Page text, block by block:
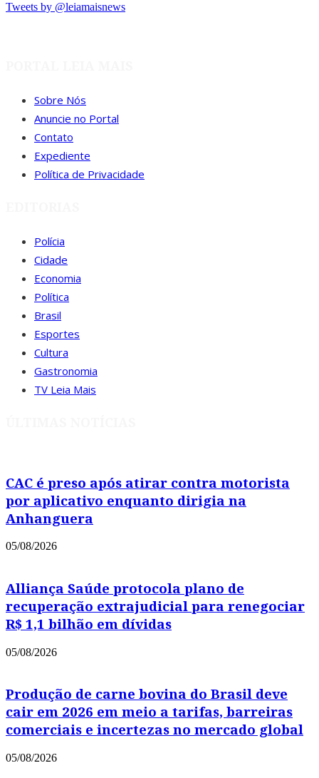
Tweets by @leiamaisnews
Sobre Nós
Anuncie no Portal
Contato
Expediente
Política de Privacidade
Polícia
Cidade
Economia
Política
Brasil
Esportes
Cultura
Gastronomia
TV Leia Mais
CAC é preso após atirar contra motorista
por aplicativo enquanto dirigia na
Anhanguera
05/08/2026
Alliança Saúde protocola plano de
recuperação extrajudicial para renegociar
R$ 1,1 bilhão em dívidas
05/08/2026
Produção de carne bovina do Brasil deve
cair em 2026 em meio a tarifas, barreiras
comerciais e incertezas no mercado global
05/08/2026